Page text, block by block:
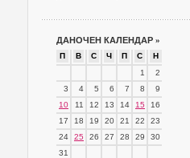
ДАНОЧЕН КАЛЕНДАР »
П В С Ч П С
Н
1
2
3
4 5 6 7 8
9
10
11 12 13 14 15
16
17
18 19 20 21 22
23
24
25 26 27 28 29
30
31